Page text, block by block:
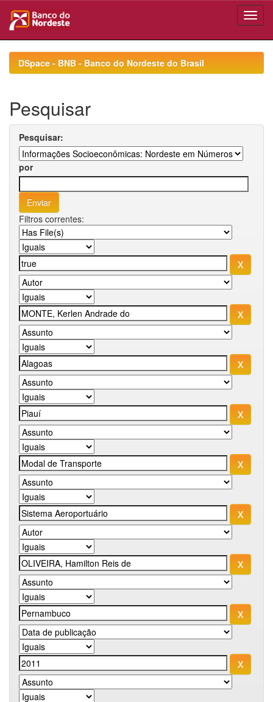
navigationDSpace - BNB - Banco do Nordeste do Brasil
Pesquisar
Pesquisar:
por
Filtros correntes: